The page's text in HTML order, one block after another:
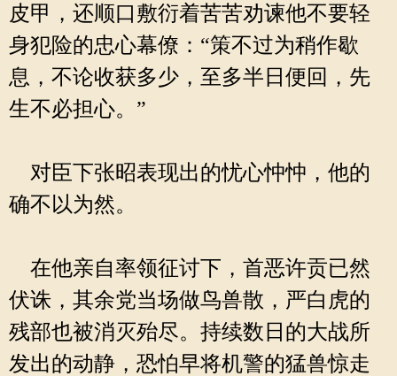
皮甲，还顺口敷衍着苦苦劝谏他不要轻
身犯险的忠心幕僚：“策不过为稍作歇
息，不论收获多少，至多半日便回，先
生不必担心。”
对臣下张昭表现出的忧心忡忡，他的
确不以为然。
在他亲自率领征讨下，首恶许贡已然
伏诛，其余党当场做鸟兽散，严白虎的
残部也被消灭殆尽。持续数日的大战所
发出的动静，恐怕早将机警的猛兽惊走